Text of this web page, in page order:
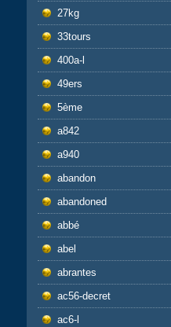
27kg
33tours
400a-l
49ers
5ème
a842
a940
abandon
abandoned
abbé
abel
abrantes
ac56-decret
ac6-l